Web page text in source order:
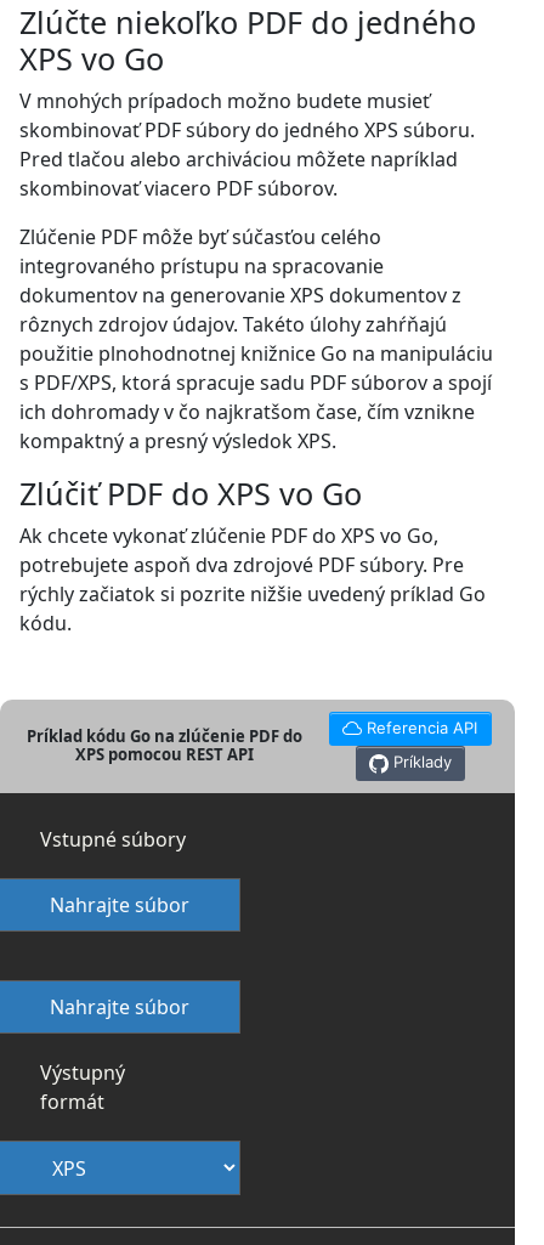
Zlúčte niekoľko PDF do jedného
XPS vo Go
V mnohých prípadoch možno budete musieť
skombinovať PDF súbory do jedného XPS súboru.
Pred tlačou alebo archiváciou môžete napríklad
skombinovať viacero PDF súborov.
Zlúčenie PDF môže byť súčasťou celého
integrovaného prístupu na spracovanie
dokumentov na generovanie XPS dokumentov z
rôznych zdrojov údajov. Takéto úlohy zahŕňajú
použitie plnohodnotnej knižnice Go na manipuláciu
s PDF/XPS, ktorá spracuje sadu PDF súborov a spojí
ich dohromady v čo najkratšom čase, čím vznikne
kompaktný a presný výsledok XPS.
Zlúčiť PDF do XPS vo Go
Ak chcete vykonať zlúčenie PDF do XPS vo Go,
potrebujete aspoň dva zdrojové PDF súbory. Pre
rýchly začiatok si pozrite nižšie uvedený príklad Go
kódu.
Príklad kódu Go na zlúčenie PDF do
XPS pomocou REST API
Referencia API
Príklady
Vstupné súbory
Nahrajte súbor
Nahrajte súbor
Výstupný
formát